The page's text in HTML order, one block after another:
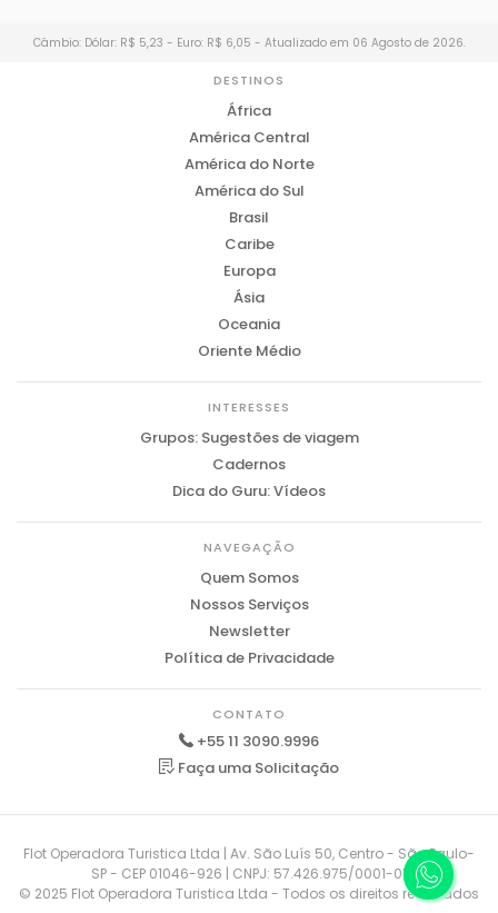
Câmbio: Dólar: R$ 5,23 - Euro: R$ 6,05 - Atualizado em 06 Agosto de 2026.
DESTINOS
África
América Central
América do Norte
América do Sul
Brasil
Caribe
Europa
Ásia
Oceania
Oriente Médio
INTERESSES
Grupos: Sugestões de viagem
Cadernos
Dica do Guru: Vídeos
NAVEGAÇÃO
Quem Somos
Nossos Serviços
Newsletter
Política de Privacidade
CONTATO
+55 11 3090.9996
Faça uma Solicitação
Flot Operadora Turistica Ltda | Av. São Luís 50, Centro - São Paulo-
SP - CEP 01046-926 | CNPJ: 57.426.975/0001-01
© 2025 Flot Operadora Turistica Ltda - Todos os direitos reservados